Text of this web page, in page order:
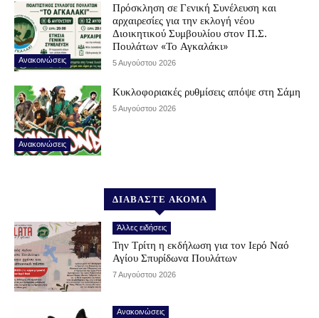
Ανακοινώσεις
Πρόσκληση σε Γενική Συνέλευση και
αρχαιρεσίες για την εκλογή νέου
Διοικητικού Συμβουλίου στον Π.Σ.
Πουλάτων «Το Αγκαλάκι»
5 Αυγούστου 2026
Ανακοινώσεις
Κυκλοφοριακές ρυθμίσεις απόψε στη Σάμη
5 Αυγούστου 2026
ΔΙΑΒΑΣΤΕ ΑΚΟΜΑ
Άλλες ειδήσεις
Την Τρίτη η εκδήλωση για τον Ιερό Ναό
Αγίου Σπυρίδωνα Πουλάτων
7 Αυγούστου 2026
Ανακοινώσεις